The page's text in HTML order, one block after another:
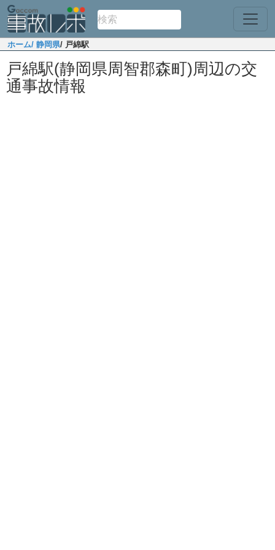
ホーム/ 静岡県/ 戸綿駅
戸綿駅(静岡県周智郡森町)周辺の交
通事故情報